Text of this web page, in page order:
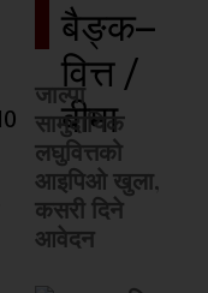
बैङ्क–
वित्त /
बीमा
जाल्पा
सामुदायिक
लघुवित्तको
आइपिओ खुला,
कसरी दिने
आवेदन